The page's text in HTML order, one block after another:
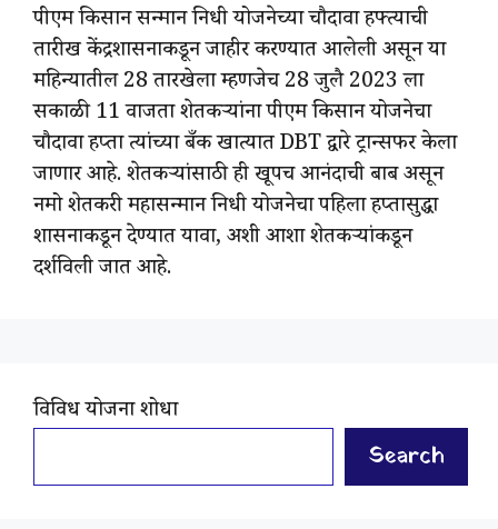
पीएम किसान सन्मान निधी योजनेच्या चौदावा हफ्त्याची
तारीख केंद्रशासनाकडून जाहीर करण्यात आलेली असून या
महिन्यातील 28 तारखेला म्हणजेच 28 जुलै 2023 ला
सकाळी 11 वाजता शेतकऱ्यांना पीएम किसान योजनेचा
चौदावा हप्ता त्यांच्या बँक खात्यात DBT द्वारे ट्रान्सफर केला
जाणार आहे. शेतकऱ्यांसाठी ही खूपच आनंदाची बाब असून
नमो शेतकरी महासन्मान निधी योजनेचा पहिला हप्तासुद्धा
शासनाकडून देण्यात यावा, अशी आशा शेतकऱ्यांकडून
दर्शविली जात आहे.
विविध योजना शोधा
Search